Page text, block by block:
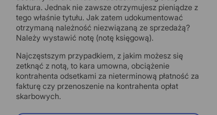
faktura. Jednak nie zawsze otrzymujesz pieniądze z
tego właśnie tytułu. Jak zatem udokumentować
otrzymaną należność niezwiązaną ze sprzedażą?
Należy wystawić notę (notę księgową).
Najczęstszym przypadkiem, z jakim możesz się
zetknąć z notą, to kara umowna, obciążenie
kontrahenta odsetkami za nieterminową płatność za
fakturę czy przenoszenie na kontrahenta opłat
skarbowych.